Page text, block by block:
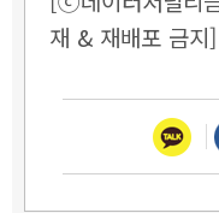
재 & 재배포 금지]